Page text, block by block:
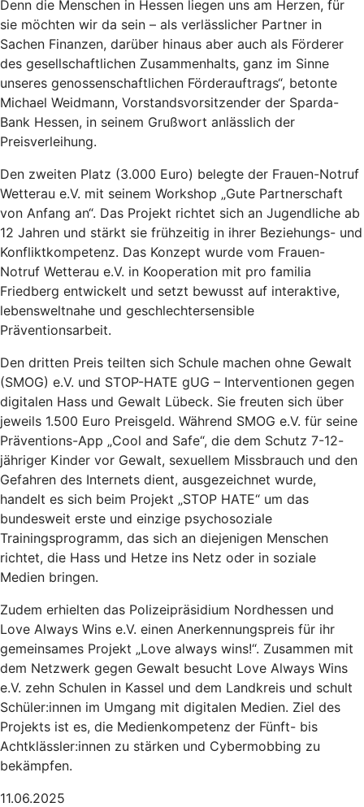
Denn die Menschen in Hessen liegen uns am Herzen, für
sie möchten wir da sein – als verlässlicher Partner in
Sachen Finanzen, darüber hinaus aber auch als Förderer
des gesellschaftlichen Zusammenhalts, ganz im Sinne
unseres genossenschaftlichen Förderauftrags“, betonte
Michael Weidmann, Vorstandsvorsitzender der Sparda-
Bank Hessen, in seinem Grußwort anlässlich der
Preisverleihung.
Den zweiten Platz (3.000 Euro) belegte der Frauen-Notruf
Wetterau e.V. mit seinem Workshop „Gute Partnerschaft
von Anfang an“. Das Projekt richtet sich an Jugendliche ab
12 Jahren und stärkt sie frühzeitig in ihrer Beziehungs- und
Konfliktkompetenz. Das Konzept wurde vom Frauen-
Notruf Wetterau e.V. in Kooperation mit pro familia
Friedberg entwickelt und setzt bewusst auf interaktive,
lebensweltnahe und geschlechtersensible
Präventionsarbeit.
Den dritten Preis teilten sich Schule machen ohne Gewalt
(SMOG) e.V. und STOP-HATE gUG – Interventionen gegen
digitalen Hass und Gewalt Lübeck. Sie freuten sich über
jeweils 1.500 Euro Preisgeld. Während SMOG e.V. für seine
Präventions-App „Cool and Safe“, die dem Schutz 7-12-
jähriger Kinder vor Gewalt, sexuellem Missbrauch und den
Gefahren des Internets dient, ausgezeichnet wurde,
handelt es sich beim Projekt „STOP HATE“ um das
bundesweit erste und einzige psychosoziale
Trainingsprogramm, das sich an diejenigen Menschen
richtet, die Hass und Hetze ins Netz oder in soziale
Medien bringen.
Zudem erhielten das Polizeipräsidium Nordhessen und
Love Always Wins e.V. einen Anerkennungspreis für ihr
gemeinsames Projekt „Love always wins!“. Zusammen mit
dem Netzwerk gegen Gewalt besucht Love Always Wins
e.V. zehn Schulen in Kassel und dem Landkreis und schult
Schüler:innen im Umgang mit digitalen Medien. Ziel des
Projekts ist es, die Medienkompetenz der Fünft- bis
Achtklässler:innen zu stärken und Cybermobbing zu
bekämpfen.
11.06.2025